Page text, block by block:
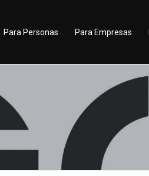
Para Personas Para Empresas